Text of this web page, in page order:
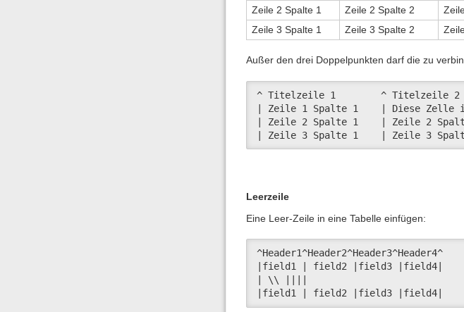
Zeile 2 Spalte 1
Zeile 2 Spalte 2
Zeile 3 Spalte 1
Zeile 3 Spalte 2
Außer den drei Doppelpunkten darf die zu
^ Titelzeile 1        ^
| Zeile 1 Spalte 1    | Diese
| Zeile 2 Spalte 1    | Zeile 2
| Zeile 3 Spalte 1    | Zeile 3
Leerzeile
Eine Leer-Zeile in eine Tabelle einfügen:
^Header1^Header2^Header3^Header4^
|field1 | field2 |field3 |field4|
| \\ ||||
|field1 | field2 |field3 |field4|